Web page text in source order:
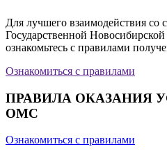
Для лучшего взаимодействия со
Государственной
ознакомьтесь с правилами
Ознакомиться с правилами
ПРАВИЛА ОКАЗАНИЯ
ОМС
Ознакомиться с правилами